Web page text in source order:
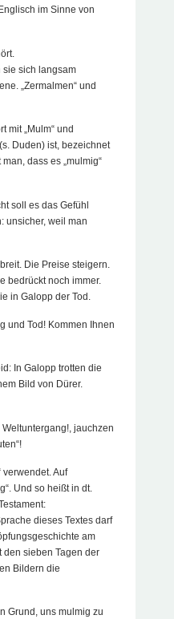
im Sinne von
sie sich langsam
„Zermalmen“ und
mit „Mulm“ und
Duden) ist, bezeichnet
dass es „mulmig“
soll es das Gefühl
unsicher, weil man
Die Preise steigern.
bedrückt noch immer.
in Galopp der Tod.
und Tod! Kommen Ihnen
In Galopp trotten die
Bild von Dürer.
jauchzen
verwendet. Auf
Und so heißt in dt.
dieses Textes darf
am
den sieben Tagen der
Bildern die
Grund, uns mulmig zu